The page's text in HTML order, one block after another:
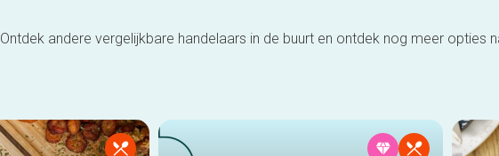
Ontdek andere vergelijkbare handelaars in de buurt en ontdek nog meer opties